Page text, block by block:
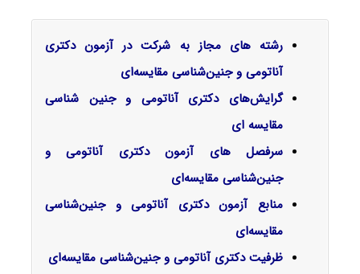
رشته های مجاز به شرکت در آزمون دکتری
آناتومی و جنین‌شناسی مقایسه‌ای
گرایش‌های دکتری آﻧﺎﺗﻮمی و ﺟﻨﻴﻦ ﺷﻨﺎسی
ﻣﻘﺎﻳﺴﻪ ای
سرفصل‌ های آزمون دکتری آناتومی و
جنین‌شناسی مقایسه‌ای
منابع آزمون دکتری آناتومی و جنین‌شناسی
مقایسه‌ای
ظرفیت دکتری آناتومی و جنین‌شناسی مقایسه‌ای